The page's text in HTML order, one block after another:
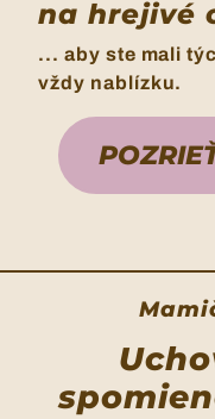
na hrejivé
... aby ste mali
vždy nablízku.